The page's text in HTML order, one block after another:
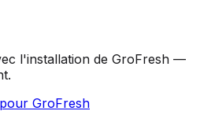
l'installation de GroFresh —
GroFresh